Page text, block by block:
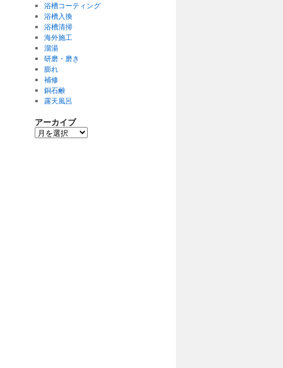
浴槽コーティング
浴槽入換
浴槽清掃
海外施工
溜湯
研磨・磨き
膨れ
補修
銅石鹸
露天風呂
アーカイブ